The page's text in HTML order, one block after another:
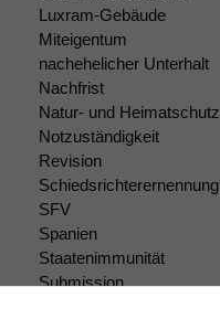
Luxram-Gebäude
Miteigentum
nachehelicher Unterhalt
Nachfrist
Natur- und Heimatschutz
Notzuständigkeit
Revision
Schiedsrichterernennung
SFV
Spanien
Staatenimmunität
Submission